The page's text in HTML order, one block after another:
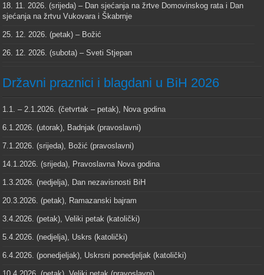
18. 11. 2026. (srijeda) – Dan sjećanja na žrtve Domovinskog rata i Dan
sjećanja na žrtvu Vukovara i Škabrnje
25. 12. 2026. (petak) – Božić
26. 12. 2026. (subota) – Sveti Stjepan
Državni praznici i blagdani u BiH 2026
1.1. – 2.1.2026. (četvrtak – petak), Nova godina
6.1.2026. (utorak), Badnjak (pravoslavni)
7.1.2026. (srijeda), Božić (pravoslavni)
14.1.2026. (srijeda), Pravoslavna Nova godina
1.3.2026. (nedjelja), Dan nezavisnosti BiH
20.3.2026. (petak), Ramazanski bajram
3.4.2026. (petak), Veliki petak (katolički)
5.4.2026. (nedjelja), Uskrs (katolički)
6.4.2026. (ponedjeljak), Uskrsni ponedjeljak (katolički)